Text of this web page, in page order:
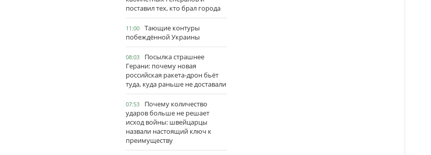
поставил тех, кто брал города
11:00
Тающие контуры
побеждённой Украины
08:03
Посылка страшнее
Герани: почему новая
российская ракета-дрон бьёт
туда, куда раньше не доставали
07:53
Почему количество
ударов больше не решает
исход войны: швейцарцы
назвали настоящий ключ к
преимуществу